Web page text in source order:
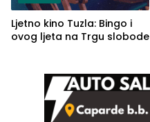
Ljetno kino Tuzla: Bingo i
ovog ljeta na Trgu slobode